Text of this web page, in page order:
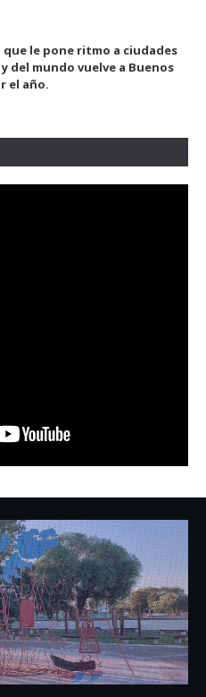
que le pone ritmo a ciudades
del mundo vuelve a Buenos
el año.